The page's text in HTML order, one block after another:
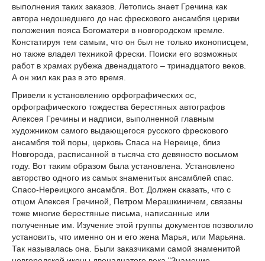
выполнения таких заказов. Летопись знает Гречина как
автора недошедшего до нас фрескового ансамбля церкви
положения пояса Богоматери в новгородском кремле.
Констатируя тем самым, что он был не только иконописцем,
но также владел техникой фрески. Поиски его возможных
работ в храмах рубежа двенадцатого – тринадцатого веков.
А он жил как раз в это время.
Привели к установлению орфографических ос,
орфографического тождества берестяных автографов
Алексея Гречины и надписи, выполненной главным
художником самого выдающегося русского фрескового
ансамбля той поры, церковь Спаса на Нереице, близ
Новгорода, расписанной в тысяча сто девяносто восьмом
году. Вот таким образом была установлена. Установлено
авторство одного из самых знаменитых ансамблей спас.
Спасо-Нереицкого ансамбля. Вот. Должен сказать, что с
отцом Алексея Гречиной, Петром Мерашкиничем, связаны
тоже многие берестяные письма, написанные или
полученные им. Изучение этой группы документов позволило
установить, что именно он и его жена Марья, или Марьяна.
Так называлась она. Были заказчиками самой знаменитой